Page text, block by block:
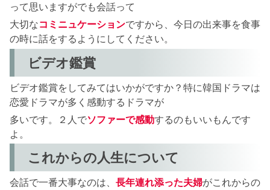
って思いますがでも会話って
大切なコミニュケーションですから、今日の出来事を食事
の時に話をするようにしてください。
ビデオ鑑賞
ビデオ鑑賞をしてみてはいかがですか？特に韓国ドラマは
恋愛ドラマが多く感動するドラマが
多いです。２人でソファーで感動するのもいいもんです
よ。
これからの人生について
会話で一番大事なのは、 長年連れ添った夫婦がこれからの